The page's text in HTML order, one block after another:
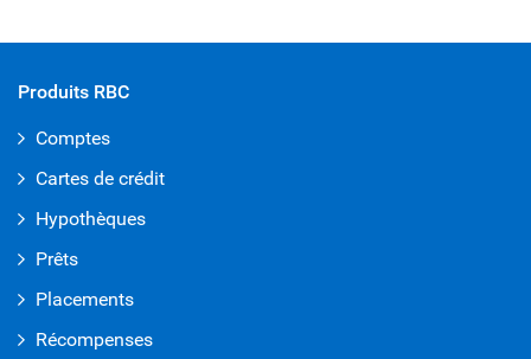
Produits RBC
Comptes
Cartes de crédit
Hypothèques
Prêts
Placements
Récompenses